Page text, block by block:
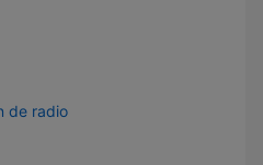
de radio